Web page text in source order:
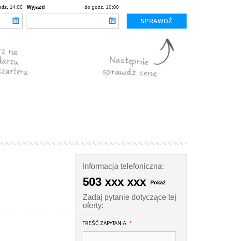
14:00 Wyjazd do godz. 10:00
Informacja telefoniczna:
503 xxx xxx Pokaż
Zadaj pytanie dotyczące tej
oferty:
TREŚĆ ZAPYTANIA: *